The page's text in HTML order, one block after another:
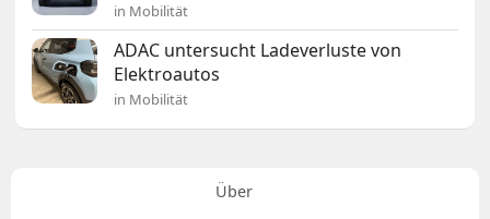
in Mobilität
ADAC untersucht Ladeverluste von
Elektroautos
in Mobilität
Über